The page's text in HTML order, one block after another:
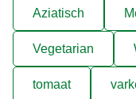
Aziatisch
Vegetarian
tomaat